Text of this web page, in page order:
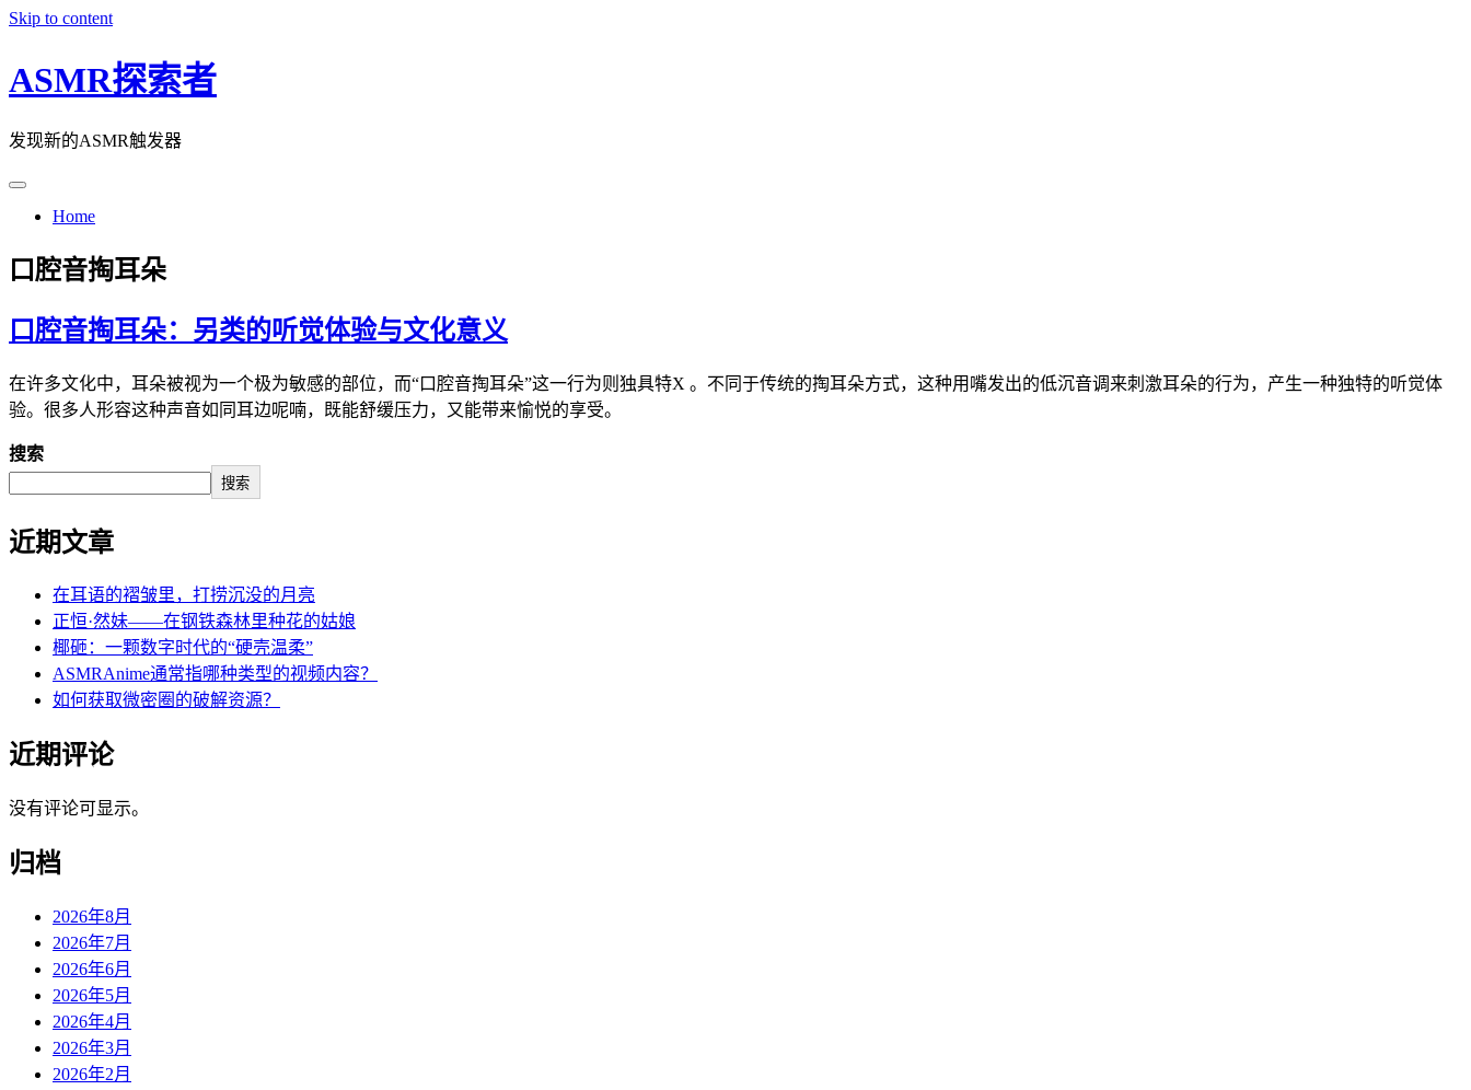
Skip to content
ASMR探索者
发现新的ASMR触发器
Home
口腔音掏耳朵
口腔音掏耳朵：另类的听觉体验与文化意义
在许多文化中，耳朵被视为一个极为敏感的部位，而“口腔音掏耳朵”这一行为则独具特X 。不同于传统的掏耳朵方式，这种用嘴发出的低沉音调来刺激耳朵的行为，产生一种独特的听觉体
验。很多人形容这种声音如同耳边呢喃，既能舒缓压力，又能带来愉悦的享受。
搜索
搜索
近期文章
在耳语的褶皱里，打捞沉没的月亮
正恒·然妹——在钢铁森林里种花的姑娘
椰砸：一颗数字时代的“硬壳温柔”
ASMRAnime通常指哪种类型的视频内容？
如何获取微密圈的破解资源？
近期评论
没有评论可显示。
归档
2026年8月
2026年7月
2026年6月
2026年5月
2026年4月
2026年3月
2026年2月